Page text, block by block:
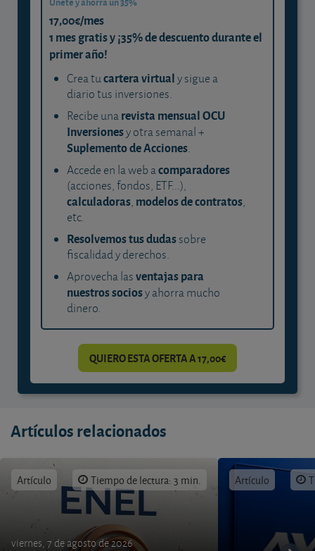
17,00€/mes
1 mes gratis y ¡35% de descuento durante el
primer año!
Crea tucartera virtualy sigue a
diario tus inversiones.
Recibe unarevista mensual OCU
Inversionesy otra semanal +
Suplemento de Acciones.
Accede en la web acomparadores
(acciones, fondos, ETF...),
calculadoras, modelos de contratos,
etc.
Resolvemos tus dudassobre
fiscalidad y derechos.
Aprovecha lasventajas para
nuestros sociosy ahorra mucho
dinero.
QUIERO ESTA OFERTA A 17,00€
Artículos relacionados
Artículo Tiempo de lectura: 3 min.
viernes, 7 de agosto de 2026
Artículo